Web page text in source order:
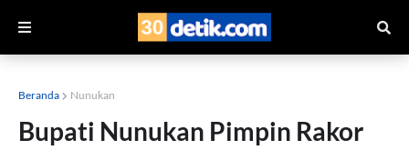
Beranda Nunukan
Bupati Nunukan Pimpin Rakor